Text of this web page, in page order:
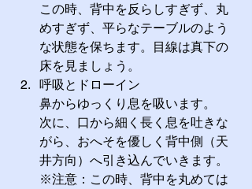
この時、背中を反らしすぎず、丸
めすぎず、平らなテーブルのよう
な状態を保ちます。目線は真下の
床を見ましょう。
呼吸とドローイン
鼻からゆっくり息を吸います。
次に、口から細く長く息を吐きな
がら、おへそを優しく背中側（天
井方向）へ引き込んでいきます。
※注意：この時、背中を丸めては